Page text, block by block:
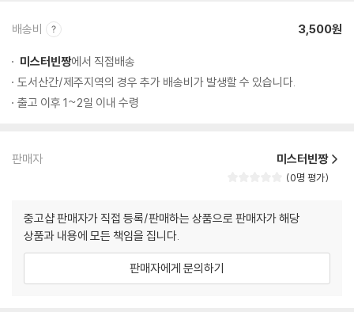
배송비 3,500원
미스터빈짱에서 직접배송
도서산간/제주지역의 경우 추가 배송비가 발생할 수 있습니다.
출고 이후 1~2일 이내 수령
판매자 미스터빈짱
0명 평가
중고샵 판매자가 직접 등록/판매하는 상품으로 판매자가 해당
상품과 내용에 모든 책임을 집니다.
판매자에게 문의하기